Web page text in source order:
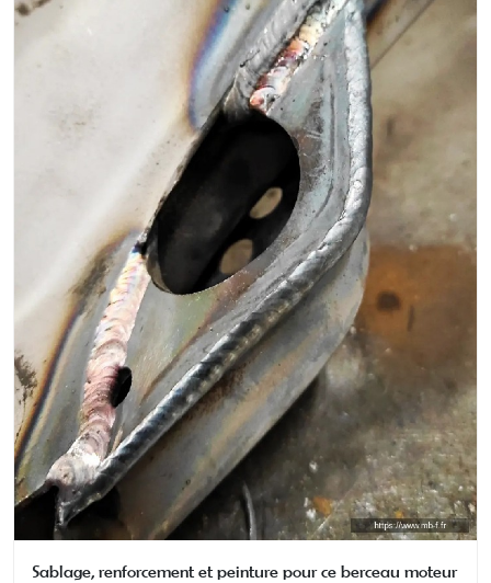
Sablage, renforcement et peinture pour ce berceau moteur